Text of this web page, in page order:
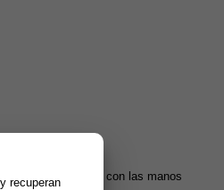
su espalda y con las manos
recuperan